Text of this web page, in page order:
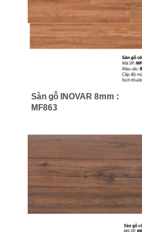
Sàn gỗ INOVAR 8mm :
MF863